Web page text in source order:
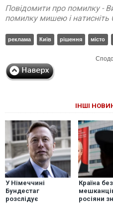
Повідомити про помилку -
помилку мишею і натисніть
реклама Київ рішення місто
ІНШІ
У Німеччині
Бундестаг
розслідує
Країна без
росіяни